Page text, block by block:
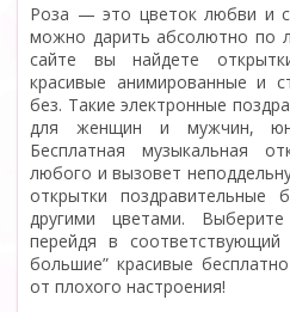
Роза — это цветок любви и
можно дарить абсолютно по
сайте вы найдете
красивые анимированные и
без. Такие электронные
для женщин и мужчин,
Бесплатная музыкальная
любого и вызовет
открытки
другими цветами.
перейдя в
большие” красивые
от плохого настроения!